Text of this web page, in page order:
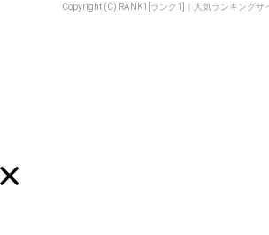
Copyright (C) RANK1[ランク1]｜人気ランキングサ